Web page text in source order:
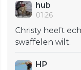
hub
01:26
Christy heeft
swaffelen wilt.
HP